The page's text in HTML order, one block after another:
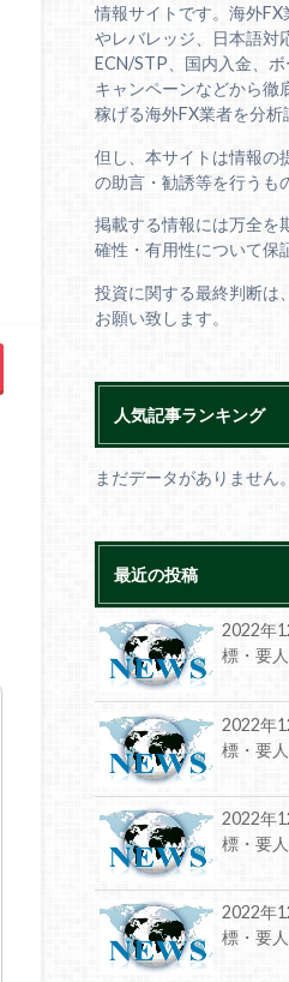
情報サイトです。海外
やレバレッジ、日本語対
ECN/STP、国内入金、ボ
キャンペーンなどから徹
稼げる海外FX業者を分析
但し、本サイトは情報の
の助言・勧誘等を行うも
掲載する情報には万全を
確性・有用性について保
投資に関する最終判断は
お願い致します。
人気記事ランキング
まだデータがありません。
最近の投稿
2022年
標・要
2022年
標・要
2022年
標・要
2022年
標・要